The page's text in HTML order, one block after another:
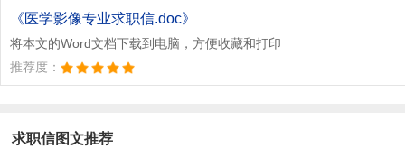
《医学影像专业求职信.doc》
将本文的Word文档下载到电脑，方便收藏和打印
推荐度：
求职信图文推荐